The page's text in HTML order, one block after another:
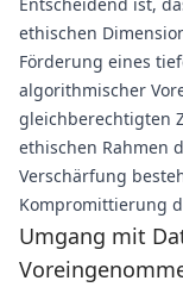
ethischen
Förderung eines
algorithmischer
gleichberechtigten
ethischen Rahmen
Verschärfung
Kompromittierung
Umgang mit